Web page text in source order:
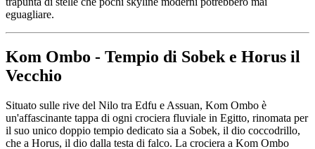
eguagliare.
Kom Ombo - Tempio di Sobek e Horus il
Vecchio
Situato sulle rive del Nilo tra Edfu e Assuan, Kom Ombo è
un'affascinante tappa di ogni crociera fluviale in Egitto, rinomata per
il suo unico doppio tempio dedicato sia a Sobek, il dio coccodrillo,
che a Horus, il dio dalla testa di falco. La crociera a Kom Ombo